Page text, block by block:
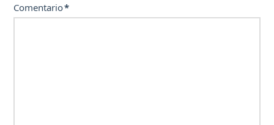
Comentario*